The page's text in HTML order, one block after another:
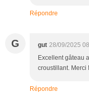
Répondre
G gut 28/09/2025
Excellent gâteau
croustillant. Merci
Répondre